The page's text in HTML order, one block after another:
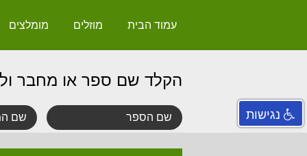
עמוד הבית מוזלים מומלצים
הקלד שם ספר או מחבר
נגישות